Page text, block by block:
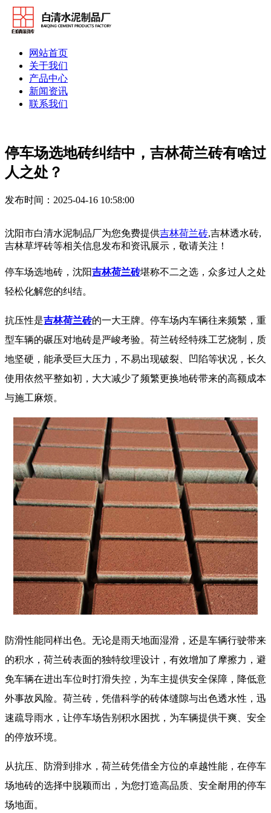
网站首页
关于我们
产品中心
新闻资讯
联系我们
停车场选地砖纠结中，吉林荷兰砖有啥过
人之处？
发布时间：2025-04-16 10:58:00
沈阳市白清水泥制品厂为您免费提供吉林荷兰砖,吉林透水砖,
吉林草坪砖等相关信息发布和资讯展示，敬请关注！
停车场选地砖， 沈阳吉林荷兰砖堪称不二之选，众多过人之处
轻松化解您的纠结。​
抗压性是吉林荷兰砖的一大王牌。停车场内车辆往来频繁，重
型车辆的碾压对地砖是严峻考验。 荷兰砖经特殊工艺烧制，质
地坚硬，能承受巨大压力，不易出现破裂、凹陷等状况，长久
使用依然平整如初，大大减少了频繁更换地砖带来的高额成本
与施工麻烦。
防滑性能同样出色。无论是雨天地面湿滑，还是车辆行驶带来
的积水， 荷兰砖表面的独特纹理设计，有效增加了摩擦力，避
免车辆在进出车位时打滑失控，为车主提供安全保障，降低意
外事故风险。荷兰砖，凭借科学的砖体缝隙与出色透水性，迅
速疏导雨水，让停车场告别积水困扰，为车辆提供干爽、安全
的停放环境。​
从抗压、防滑到排水， 荷兰砖凭借全方位的卓越性能，在停车
场地砖的选择中脱颖而出，为您打造高品质、安全耐用的停车
场地面。